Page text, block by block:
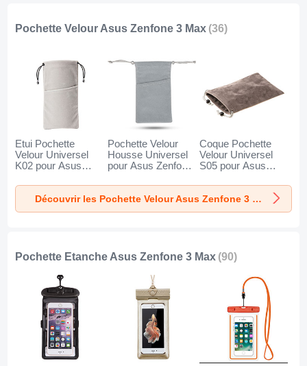
Pochette Velour Asus Zenfone 3 Max (36)
Etui Pochette
Velour Universel
K02 pour Asus
Gris
Pochette Velour
Housse Universel
pour Asus Zenfone
Coque Pochette
Velour Universel
S05 pour Asus
Marron
Découvrir les Pochette Velour Asus Zenfone 3 Max
Pochette Etanche Asus Zenfone 3 Max (90)